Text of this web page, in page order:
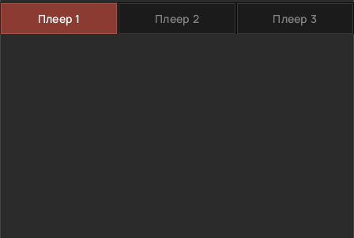
Плеер 1 Плеер 2 Плеер 3